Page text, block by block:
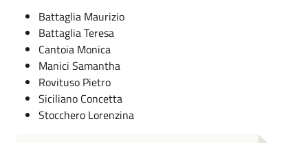
Battaglia Maurizio
Battaglia Teresa
Cantoia Monica
Manici Samantha
Rovituso Pietro
Siciliano Concetta
Stocchero Lorenzina